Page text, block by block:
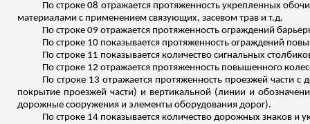
По строке 08 отражается протяженность укрепленных
материалами с применением связующих, засевом трав и т.д.
По строке 09 отражается протяженность ограждений
По строке 10 показывается протяженность ограждений
По строке 11 показывается количество сигнальных
По строке 12 отражается протяженность повышенного
По строке 13 отражается протяженность проезжей части
покрытие проезжей части) и вертикальной (линии и
дорожные сооружения и элементы оборудования дорог).
По строке 14 показывается количество дорожных знаков и